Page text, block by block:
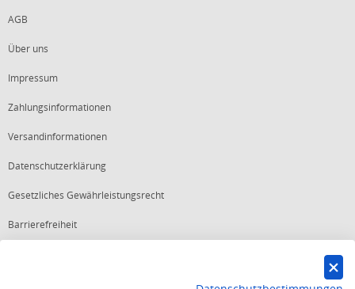
AGB
Über uns
Impressum
Zahlungsinformationen
Versandinformationen
Datenschutzerklärung
Gesetzliches Gewährleistungsrecht
Barrierefreiheit